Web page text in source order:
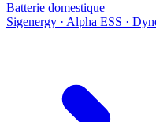
Batterie domestique
Sigenergy · Alpha ESS ·